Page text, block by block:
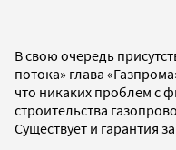
В свою очередь
потока» глава
что никаких проблем с
строительства
Существует и гарантия